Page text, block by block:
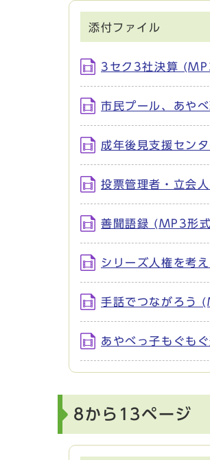
添付ファイル
3セク3社決算
市民プール、あや
成年後見支援セン
投票管理者・立会
善聞語録 (MP3形
シリーズ人権を考
手話でつながろう
あやべっ子もぐも
8から13ページ